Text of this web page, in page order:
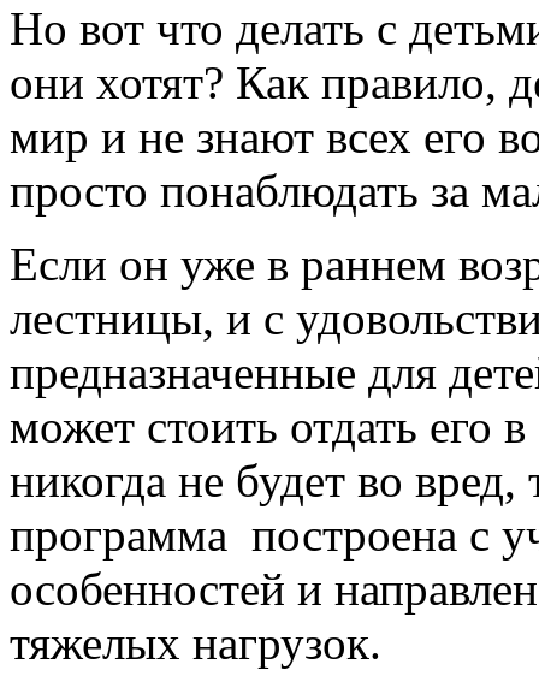
Но вот что делать с
они хотят? Как правило,
мир и не знают всех его
просто понаблюдать за
Если он уже в раннем
лестницы, и с
предназначенные для
может стоить отдать его
никогда не будет во вред,
программа построена с
особенностей и
тяжелых нагрузок.